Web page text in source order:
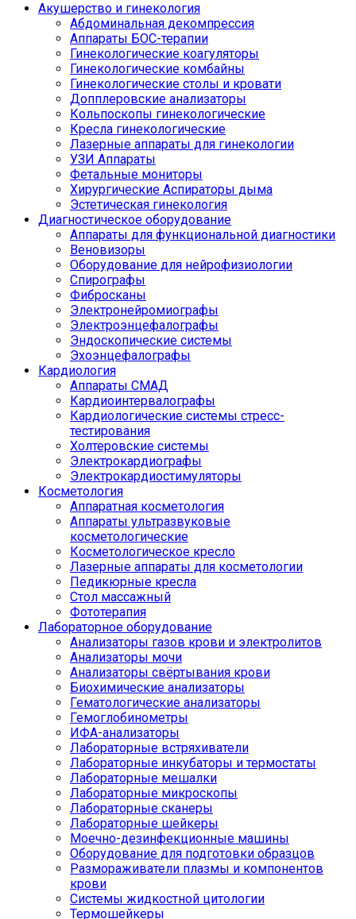
Акушерство и гинекология
Абдоминальная декомпрессия
Аппараты БОС-терапии
Гинекологические коагуляторы
Гинекологические комбайны
Гинекологические столы и кровати
Допплеровские анализаторы
Кольпоскопы гинекологические
Кресла гинекологические
Лазерные аппараты для гинекологии
УЗИ Аппараты
Фетальные мониторы
Хирургические Аспираторы дыма
Эстетическая гинекология
Диагностическое оборудование
Аппараты для функциональной диагностики
Веновизоры
Оборудование для нейрофизиологии
Спирографы
Фибросканы
Электронейромиографы
Электроэнцефалографы
Эндоскопические системы
Эхоэнцефалографы
Кардиология
Аппараты СМАД
Кардиоинтервалографы
Кардиологические системы стресс-
тестирования
Холтеровские системы
Электрокардиографы
Электрокардиостимуляторы
Косметология
Аппаратная косметология
Аппараты ультразвуковые
косметологические
Косметологическое кресло
Лазерные аппараты для косметологии
Педикюрные кресла
Стол массажный
Фототерапия
Лабораторное оборудование
Анализаторы газов крови и электролитов
Анализаторы мочи
Анализаторы свёртывания крови
Биохимические анализаторы
Гематологические анализаторы
Гемоглобинометры
ИФА-анализаторы
Лабораторные встряхиватели
Лабораторные инкубаторы и термостаты
Лабораторные мешалки
Лабораторные микроскопы
Лабораторные сканеры
Лабораторные шейкеры
Моечно-дезинфекционные машины
Оборудование для подготовки образцов
Размораживатели плазмы и компонентов
крови
Системы жидкостной цитологии
Термошейкеры